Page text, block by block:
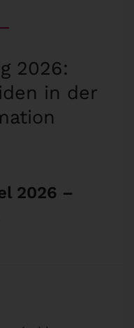
2026:
in der
2026 –